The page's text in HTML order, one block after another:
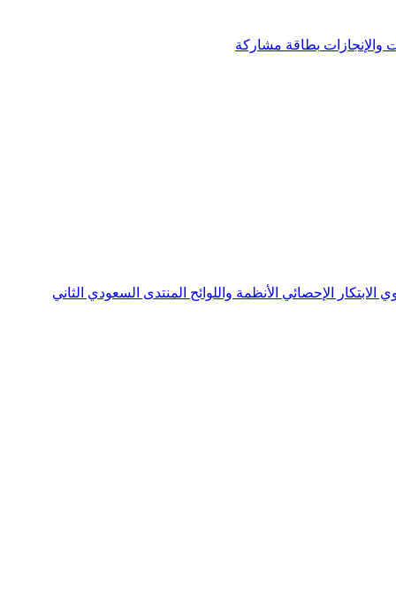
والإنجازات بطاقة مشاركة
الابتكار الإحصائي الأنظمة واللوائح المنتدى السعودي الثاني